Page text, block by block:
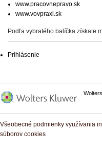
www.pracovnepravo.sk
www.vovpraxi.sk
Podľa vybratého balíčka získate
Prihlásenie
Všeobecné podmienky využívania
súborov cookies